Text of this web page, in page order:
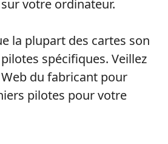
votre ordinateur.
la plupart des cartes son
spécifiques. Veillez
du fabricant pour
pilotes pour votre